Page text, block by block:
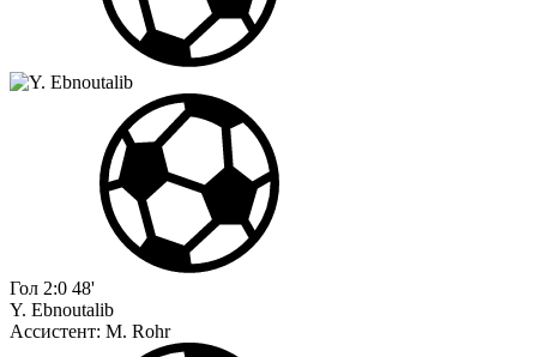
Гол 2:0 48'
Y. Ebnoutalib
Ассистент: M. Rohr